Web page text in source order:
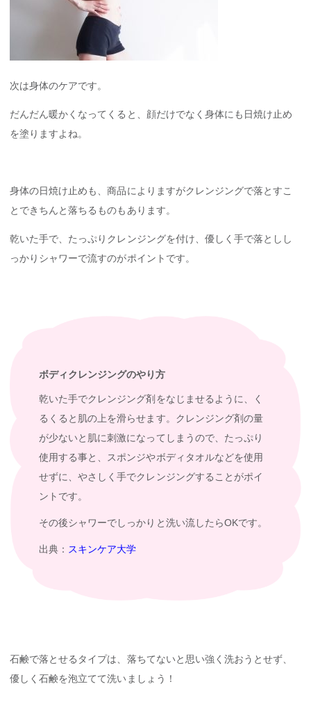
次は身体のケアです。
だんだん暖かくなってくると、顔だけでなく身体にも日焼け止め
を塗りますよね。
身体の日焼け止めも、商品によりますがクレンジングで落とすこ
とできちんと落ちるものもあります。
乾いた手で、たっぷりクレンジングを付け、優しく手で落としし
っかりシャワーで流すのがポイントです。
ボディクレンジングのやり方
乾いた手でクレンジング剤をなじませるように、く
るくると肌の上を滑らせます。クレンジング剤の量
が少ないと肌に刺激になってしまうので、たっぷり
使用する事と、スポンジやボディタオルなどを使用
せずに、やさしく手でクレンジングすることがポイ
ントです。
その後シャワーでしっかりと洗い流したらOKです。
出典： スキンケア大学
石鹸で落とせるタイプは、落ちてないと思い強く洗おうとせず、
優しく石鹸を泡立てて洗いましょう！